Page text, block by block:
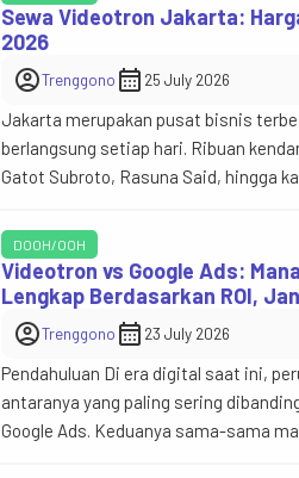
Sewa Videotron Jakarta:
2026
account_circleTrenggono calendar_month 25 July 2026
Jakarta merupakan pusat bisnis
berlangsung setiap hari. Ribuan
Gatot Subroto, Rasuna Said, hingga
awareness, memperkenalkan produk
jika […]
DOOH/OOH
Videotron vs Google Ads:
Lengkap Berdasarkan ROI,
account_circleTrenggono calendar_month 23 July 2026
Pendahuluan Di era digital saat ini,
antaranya yang paling sering
Google Ads. Keduanya sama-sama